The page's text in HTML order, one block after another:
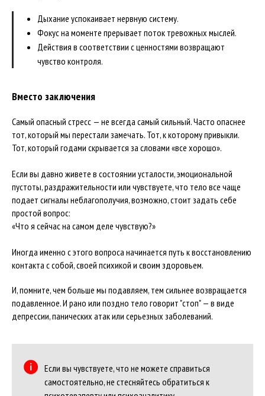
Дыхание успокаивает нервную систему.
Фокус на моменте прерывает поток тревожных мыслей.
Действия в соответствии с ценностями возвращают
чувство контроля.
Вместо заключения
Самый опасный стресс — не всегда самый сильный. Часто опаснее
тот, который мы перестали замечать. Тот, к которому привыкли.
Тот, который годами скрывается за словами «все хорошо».
Если вы давно живете в состоянии усталости, эмоциональной
пустоты, раздражительности или чувствуете, что тело все чаще
подает сигналы неблагополучия, возможно, стоит задать себе
простой вопрос:
«Что я сейчас на самом деле чувствую?»
Иногда именно с этого вопроса начинается путь к восстановлению
контакта с собой, своей психикой и своим здоровьем.
И, помните, чем больше мы подавляем, тем сильнее возвращается
подавленное. И рано или поздно тело говорит "стоп" — в виде
депрессии, панических атак или серьезных заболеваний.
Если вы чувствуете, что не можете справиться
самостоятельно, не стесняйтесь обратиться к